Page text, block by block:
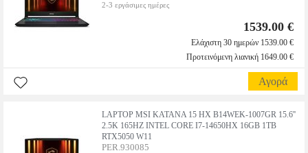
2-3 εργάσιμες ημέρες
1539.00 €
Ελάχιστη 30 ημερών 1539.00 €
Προτεινόμενη λιανική 1649.00 €
Αγορά
LAPTOP MSI KATANA 15 HX B14WEK-1007GR 15.6''
2.5K 165HZ INTEL CORE I7-14650HX 16GB 1TB
RTX5050 W11
PER.930085